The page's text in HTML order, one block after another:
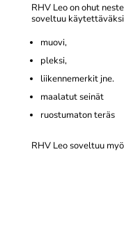
RHV Leo on ohut
soveltuu
muovi,
pleksi,
liikennemerkit jne.
maalatut seinät
ruostumaton teräs
RHV Leo soveltuu